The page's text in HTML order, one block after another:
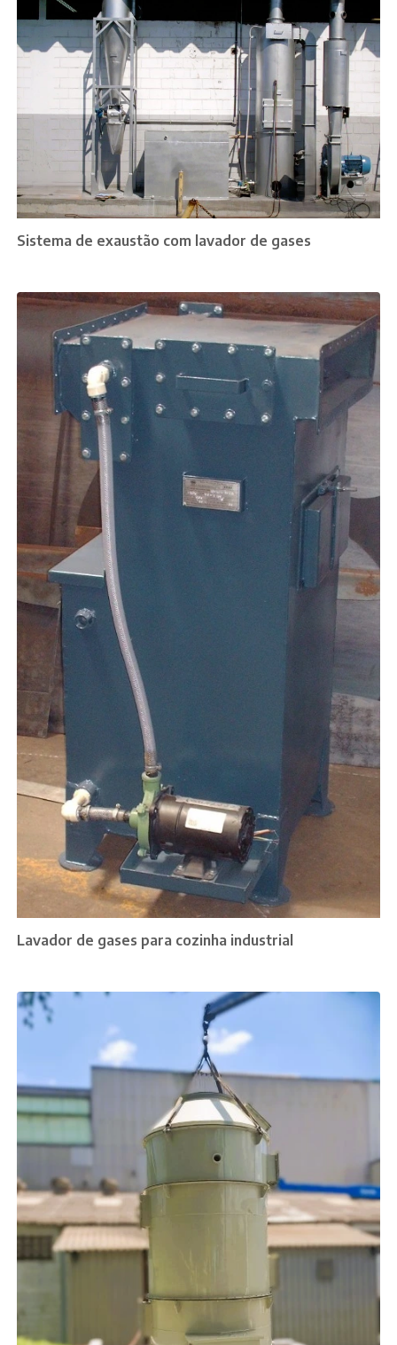
Sistema de exaustão com lavador de gases
Lavador de gases para cozinha industrial